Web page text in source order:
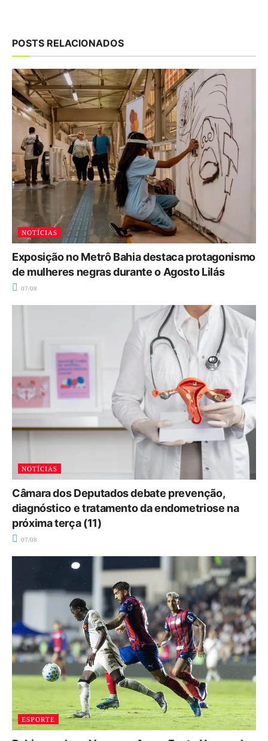
POSTS RELACIONADOS
NOTÍCIAS
Exposição no Metrô Bahia destaca protagonismo
de mulheres negras durante o Agosto Lilás
07/08
NOTÍCIAS
Câmara dos Deputados debate prevenção,
diagnóstico e tratamento da endometriose na
próxima terça (11)
07/08
ESPORTE